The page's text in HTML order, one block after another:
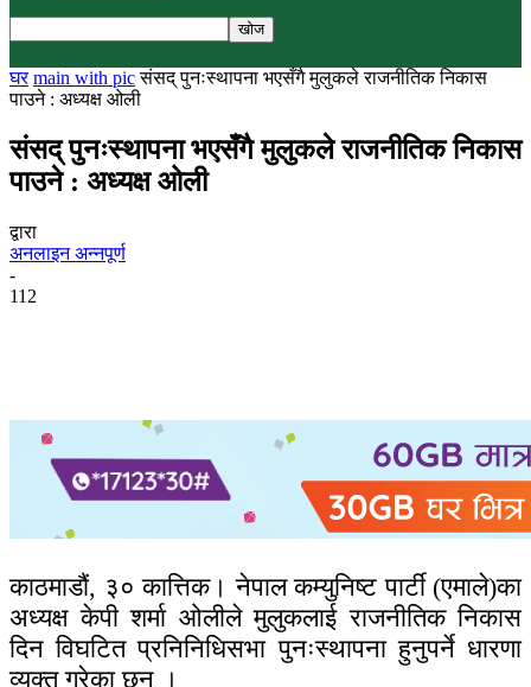
घर main with pic संसद् पुनःस्थापना भएसँगै मुलुकले राजनीतिक निकास
पाउने : अध्यक्ष ओली
संसद् पुनःस्थापना भएसँगै मुलुकले राजनीतिक निकास
पाउने : अध्यक्ष ओली
द्वारा
अनलाइन अन्नपूर्ण
-
112
काठमाडौं, ३० कात्तिक। नेपाल कम्युनिष्ट पार्टी (एमाले)का
अध्यक्ष केपी शर्मा ओलीले मुलुकलाई राजनीतिक निकास
दिन विघटित प्रनिनिधिसभा पुनःस्थापना हुनुपर्ने धारणा
व्यक्त गरेका छन् ।